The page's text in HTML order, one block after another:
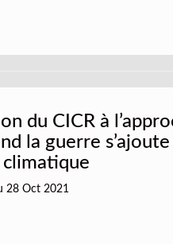
du CICR à
la guerre s’ajoute
28 Oct 2021